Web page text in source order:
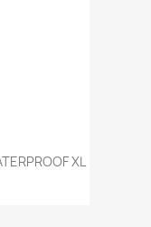
XL